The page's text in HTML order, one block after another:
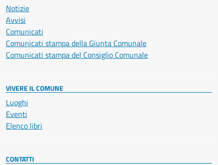
Notizie
Avvisi
Comunicati
Comunicati stampa della Giunta Comunale
Comunicati stampa del Consiglio Comunale
VIVERE IL COMUNE
Luoghi
Eventi
Elenco libri
CONTATTI